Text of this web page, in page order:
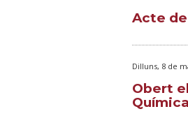
Acte
Dilluns, 8 de
Obert